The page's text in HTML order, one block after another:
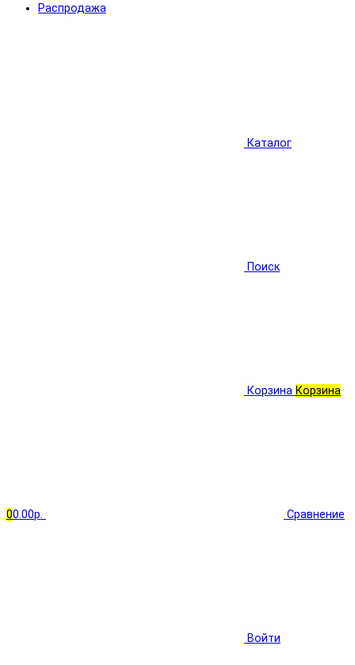
Распродажа
Каталог
Поиск
Корзина Корзина
00.00р. Сравнение
Войти